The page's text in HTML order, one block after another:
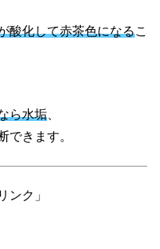
酸化して赤茶色になるこ
ら水垢
できます。
ンク」